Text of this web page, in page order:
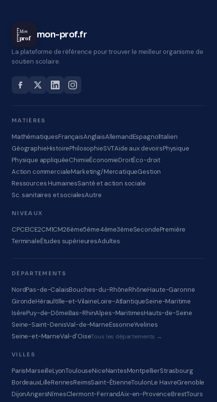
Mon
prof mon-prof.fr
La plateforme de référence pour trouver le meilleur organisme de
soutien scolaire.
MATIÈRES
MathématiquesFrançaisAnglaisAllemandEspagnolItalien
GéographieHistoirePhilosophieSVTAide aux devoirsPhysique
Physique appliquéeChimieÉconomieDroitÉco-droit
Action commercialeMarketing/MercatiqueGestion
Ressources HumainesSanté et action sociale
Sc. sanitaires et socialesAutre
NIVEAUX
CPCE1CE2CM1CM26ème5ème4ème3èmeSecondePremière
TerminaleÉtudes supérieuresAdultes
DÉPARTEMENTS
NordPas-de-CalaisBouches-du-RhôneRhôneHaute-Garonne
GirondeHéraultIlle-et-VilaineLoire-AtlantiqueSeine-Maritime
IsèrePuy-de-DômeBas-RhinAlpes-MaritimesHauts-de-Seine
Seine-Saint-DenisVal-de-MarneEssonneYvelines
Seine-et-MarneVal-d'OiseTous les départements →
VILLES
ParisMarseilleLyonToulouseNiceNantesMontpellierStrasbourg
BordeauxLilleRennesReimsSaint-ÉtienneToulonLe HavreGrenoble
DijonAngersNîmesClermont-FerrandAix-en-ProvenceBrestTours